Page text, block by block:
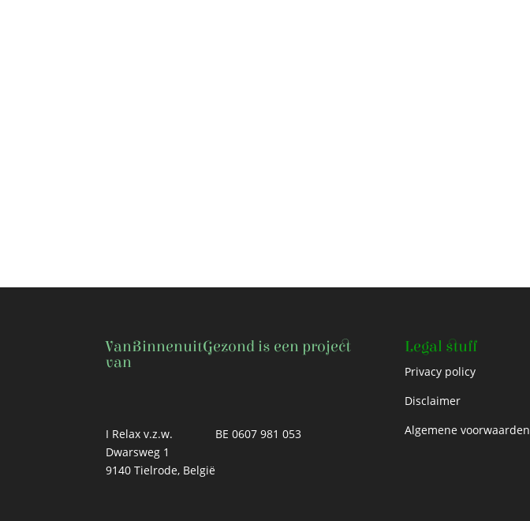
VanBinnenuitGezond is een project
van
I Relax v.z.w.
Dwarsweg 1
9140 Tielrode, België
BE 0607 981 053
Legal stuff
Privacy policy
Disclaimer
Algemene voorwaarden